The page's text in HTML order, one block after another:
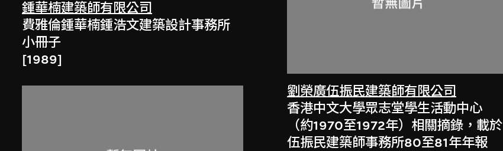
鍾華楠建築師有限公司
費雅倫鍾華楠鍾浩文建築設計事務所
小冊子
[1989]
劉榮廣伍振民建築師有限公司
香港中文大學眾志堂學生活動中心
（約1970至1972年）相關摘錄，載於
伍振民建築師事務所80至81年年報